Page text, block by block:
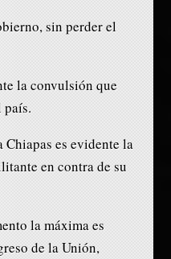
sin perder el
la convulsión que
país.
es evidente la
en contra de su
la máxima es
de la Unión,